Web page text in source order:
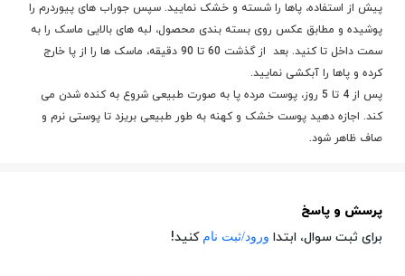
پیش از استفاده، پاها را شسته و خشک نمایید. سپس جوراب های پیوردرم را
پوشیده و مطابق عکس روی بسته بندی محصول، لبه های بالایی ماسک را به
سمت داخل تا کنید. بعد از گذشت 60 تا 90 دقیقه، ماسک ها را از پا خارج
کرده و پاها را آبکشی نمایید.
پس از 4 تا 5 روز، پوست مرده پا به صورت طبیعی شروع به کنده شدن می
کند. اجازه دهید پوست خشک و کهنه به طور طبیعی بریزد تا پوستی نرم و
صاف ظاهر شود.
پرسش و پاسخ
برای ثبت سوال، ابتدا ورود/ثبت نام کنید!